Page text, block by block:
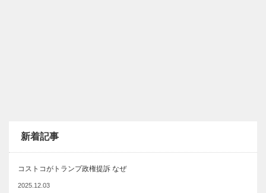
新着記事
コストコがトランプ政権提訴 なぜ
2025.12.03